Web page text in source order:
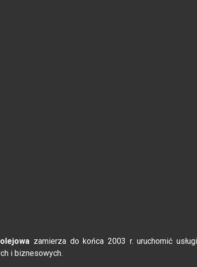
zamierza do końca 2003 r. uruchomić
i biznesowych.